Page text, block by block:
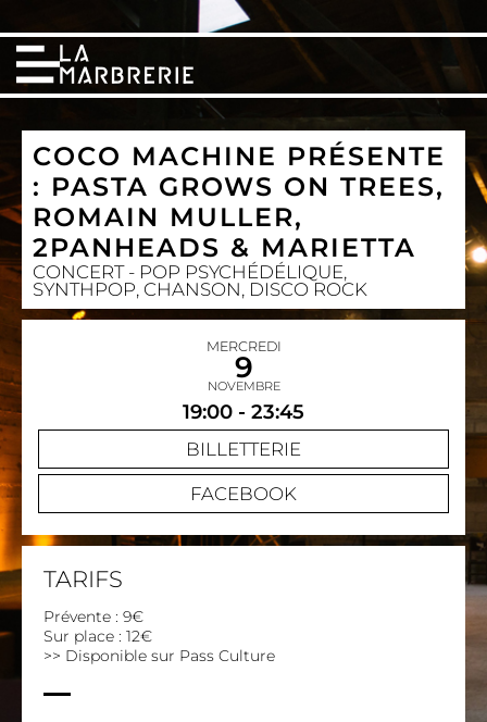
COCO MACHINE PRÉSENTE
: PASTA GROWS ON TREES,
ROMAIN MULLER,
2PANHEADS & MARIETTA
CONCERT - POP PSYCHÉDÉLIQUE,
SYNTHPOP, CHANSON, DISCO ROCK
MERCREDI
9
NOVEMBRE
19:00 - 23:45
BILLETTERIE
FACEBOOK
TARIFS
Prévente : 9€
Sur place : 12€
>> Disponible sur Pass Culture